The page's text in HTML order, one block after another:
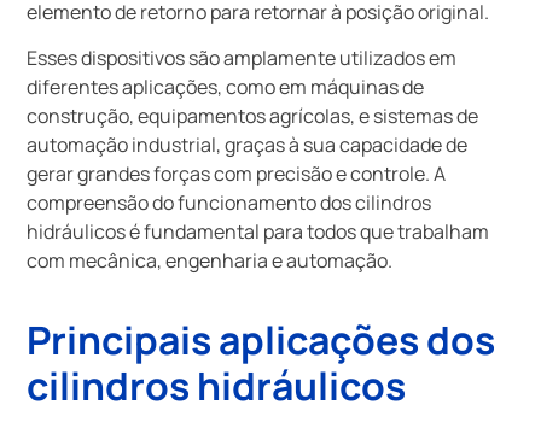
elemento de retorno para retornar à posição original.
Esses dispositivos são amplamente utilizados em
diferentes aplicações, como em máquinas de
construção, equipamentos agrícolas, e sistemas de
automação industrial, graças à sua capacidade de
gerar grandes forças com precisão e controle. A
compreensão do funcionamento dos cilindros
hidráulicos é fundamental para todos que trabalham
com mecânica, engenharia e automação.
Principais aplicações dos
cilindros hidráulicos